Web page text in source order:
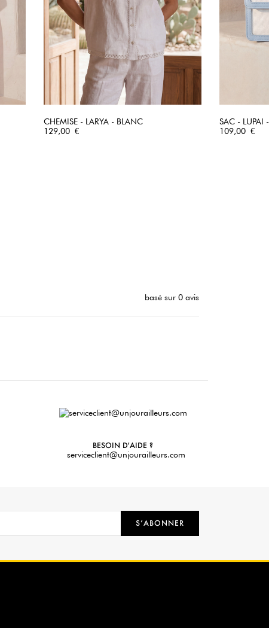
CHEMISE - LARYA - BLANC
Prix
129,00 €
SAC - LUPAI
Prix
109,00 €
basé sur 0 avis
BESOIN D'AIDE ?
serviceclient@unjourailleurs.com
S’ABONNER